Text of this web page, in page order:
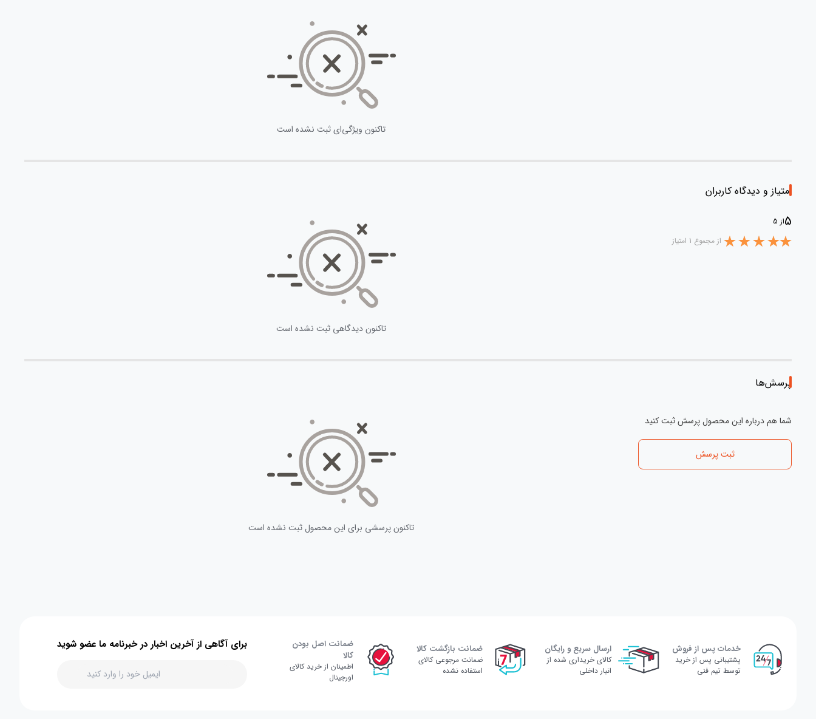
تاکنون ویژگی‌ای ثبت نشده است
امتیاز و دیدگاه کاربران
5از 5
از مجموع 1 امتیاز
تاکنون دیدگاهی ثبت نشده است
پرسش‌ها
شما هم درباره این محصول پرسش ثبت کنید
ثبت پرسش
تاکنون پرسشی برای این محصول ثبت نشده است
خدمات پس از فروش
پشتیبانی پس از خرید
توسط تیم فنی
ارسال سریع و رایگان
کالای خریداری شده از
انبار داخلی
ضمانت بازگشت کالا
ضمانت مرجوعی کالای
استفاده نشده
ضمانت اصل بودن
کالا
اطمینان از خرید کالای
اورجینال
برای آگاهی از آخرین اخبار در خبرنامه ما عضو شوید